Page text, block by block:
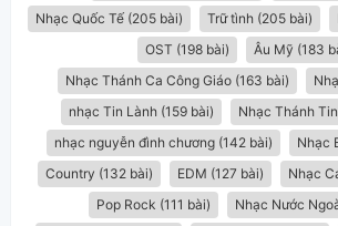
Nhạc Quốc Tế (205 bài)
Trữ tình (205 bài)
OST (198 bài)
Âu Mỹ (183
Nhạc Thánh Ca Công Giáo (163 bài)
nhạc Tin Lành (159 bài)
Nhạc Thánh
nhạc nguyễn đình chương (142 bài)
Nhạc
Country (132 bài)
EDM (127 bài)
Nhạc
Pop Rock (111 bài)
Nhạc Nước